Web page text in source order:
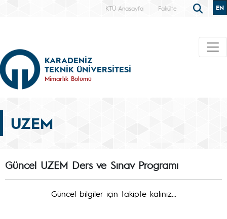
KTÜ Anasayfa Fakülte EN
KARADENİZ
TEKNİK ÜNİVERSİTESİ
Mimarlık Bölümü
UZEM
Güncel UZEM Ders ve Sınav Programı
Güncel bilgiler için takipte kalınız...